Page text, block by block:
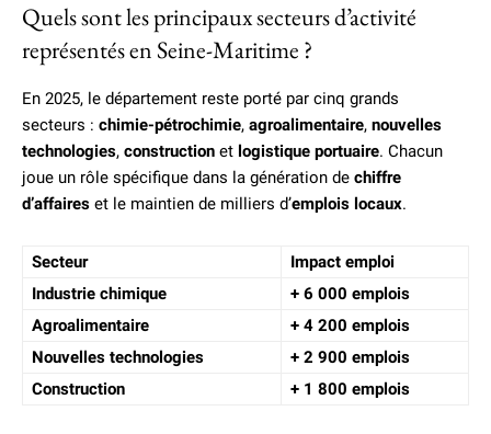
Quels sont les principaux secteurs d’activité
représentés en Seine-Maritime ?
En 2025, le département reste porté par cinq grands
secteurs : chimie-pétrochimie, agroalimentaire, nouvelles
technologies, construction et logistique portuaire. Chacun
joue un rôle spécifique dans la génération de chiffre
d’affaires et le maintien de milliers d’emplois locaux.
Secteur
Impact emploi
Industrie chimique
+ 6 000 emplois
Agroalimentaire
+ 4 200 emplois
Nouvelles technologies
+ 2 900 emplois
Construction
+ 1 800 emplois